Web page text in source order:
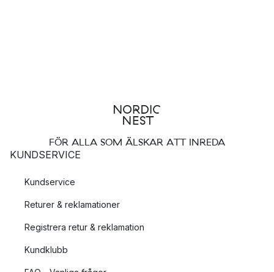
FÖR ALLA SOM ÄLSKAR ATT INREDA
KUNDSERVICE
Kundservice
Returer & reklamationer
Registrera retur & reklamation
Kundklubb